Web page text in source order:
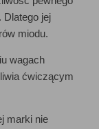
Dlatego jej
miodu.
wagach
ćwiczącym
marki nie